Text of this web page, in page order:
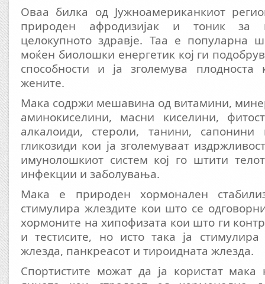
Оваа билка од Јужноамериканкиот
природен афродизијак и тоник за
целокупното здравје. Таа е популарна
моќен биолошки енергетик кој ги
способности и ја зголемува
жените.
Мака содржи мешавина од витамини,
аминокиселини, масни киселини,
алкалоиди, стероли, танини, сапонини
гликозиди кои ја зголемуваат
имунолошкиот систем кој го штити
инфекции и заболувања.
Мака е природен хормонален
стимулира жлездите кои што се
хормоните на хипофизата кои што ги
и тестисите, но исто така ја
жлезда, панкреасот и тироидната жлезда.
Спортистите можат да ја користат мака